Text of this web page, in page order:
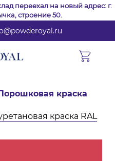
переехал на новый адрес: г.
строение 50.
краска
краска RAL